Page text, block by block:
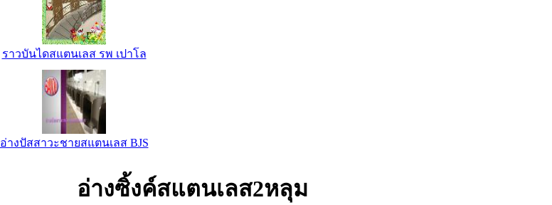
ราวบันไดสแตนเลส รพ เปาโล
อ่างปัสสาวะชายสแตนเลส BJS
อ่างซิ้งค์สแตนเลส2หลุม